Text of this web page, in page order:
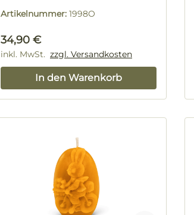
Artikelnummer: 1998O
Regulärer Preis:
34,90 €
inkl. MwSt. zzgl. Versandkosten
In den Warenkorb